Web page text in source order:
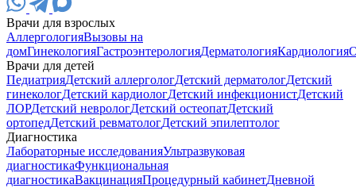
Врачи для взрослых
АллергологияВызовы на
домГинекологияГастроэнтерологияДерматологияКардиология
Врачи для детей
ПедиатрияДетский аллергологДетский дерматологДетский
гинекологДетский кардиологДетский инфекционистДетский
ЛОРДетский неврологДетский остеопатДетский
ортопедДетский ревматологДетский эпилептолог
Диагностика
Лабораторные исследованияУльтразвуковая
диагностикаФункциональная
диагностикаВакцинацияПроцедурный кабинетДневной